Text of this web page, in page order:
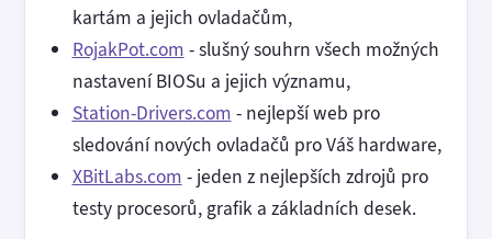
kartám a jejich ovladačům,
RojakPot.com - slušný souhrn všech možných
nastavení BIOSu a jejich významu,
Station-Drivers.com - nejlepší web pro
sledování nových ovladačů pro Váš hardware,
XBitLabs.com - jeden z nejlepších zdrojů pro
testy procesorů, grafik a základních desek.